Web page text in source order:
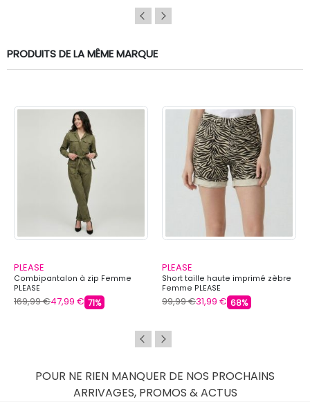
PRODUITS DE LA MÊME MARQUE
PLEASE
Combipantalon à zip Femme
PLEASE
169,99 €47,99 € 71%
PLEASE
Short taille haute imprimé zèbre
Femme PLEASE
99,99 €31,99 € 68%
POUR NE RIEN MANQUER DE NOS PROCHAINS
ARRIVAGES, PROMOS & ACTUS